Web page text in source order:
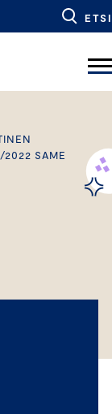
ETSI
2022 SAME